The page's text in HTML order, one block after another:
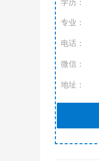
学历：
专业：
电话：
微信：
地址：